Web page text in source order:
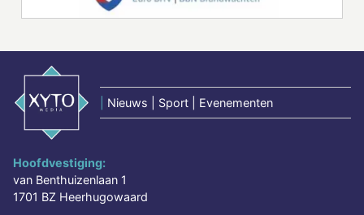
Nieuws | Sport | Evenementen
Hoofdvestiging:
van Benthuizenlaan 1
1701 BZ Heerhugowaard